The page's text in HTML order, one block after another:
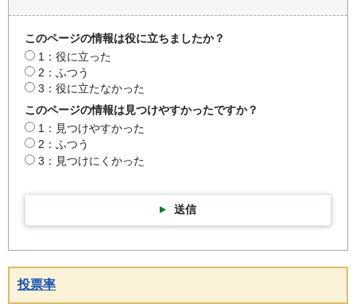
このページの情報は役に立ちましたか？
1：役に立った
2：ふつう
3：役に立たなかった
このページの情報は見つけやすかったですか？
1：見つけやすかった
2：ふつう
3：見つけにくかった
送信
投票率